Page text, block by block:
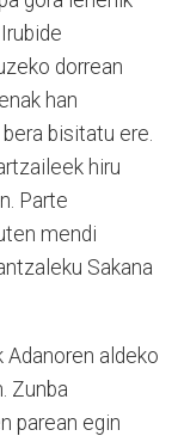
dorrean
han
bisitatu ere.
hiru
Parte
mendi
Sakana
Adanoren aldeko
Zunba
parean egin